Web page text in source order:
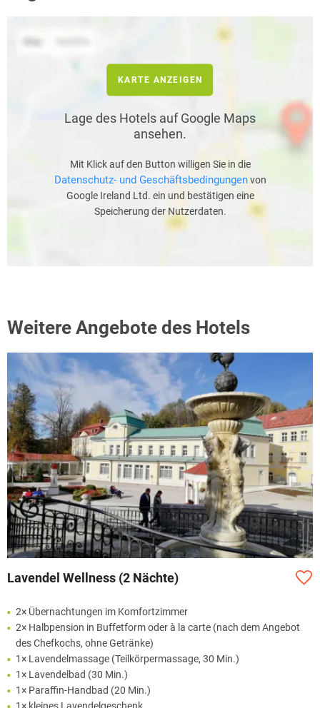
KARTE ANZEIGEN
Lage des Hotels auf Google Maps
ansehen.
Mit Klick auf den Button willigen Sie in die
Datenschutz- und Geschäftsbedingungenvon
Google Ireland Ltd. ein und bestätigen eine
Speicherung der Nutzerdaten.
Weitere Angebote des Hotels
Lavendel Wellness (2 Nächte)
2× Übernachtungen im Komfortzimmer
2× Halbpension in Buffetform oder à la carte (nach dem Angebot
des Chefkochs, ohne Getränke)
1× Lavendelmassage (Teilkörpermassage, 30 Min.)
1× Lavendelbad (30 Min.)
1× Paraffin-Handbad (20 Min.)